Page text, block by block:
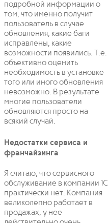
подробной информации о
том, что именно получит
пользователь в случае
обновления, какие баги
исправлены, какие
возможности появились. Т.е.
объективно оценить
необходимость в установке
того или иного обновления
невозможно. В результате
многие пользователи
обновляются просто на
всякий случай.
Недостатки сервиса и
франчайзинга
Я считаю, что сервисного
обслуживание в компании 1С
практически нет. Компания
великолепно работает в
продажах, у нее